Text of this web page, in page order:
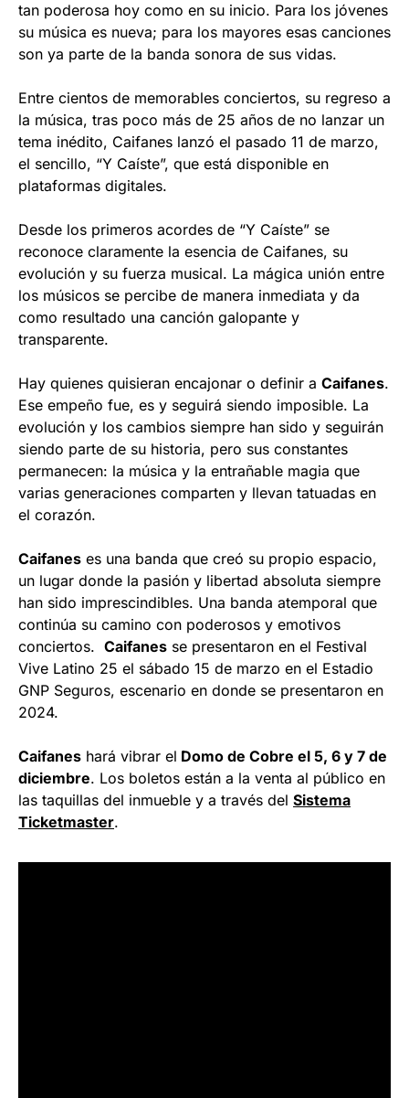
tan poderosa hoy como en su inicio. Para los jóvenes
su música es nueva; para los mayores esas canciones
son ya parte de la banda sonora de sus vidas.
Entre cientos de memorables conciertos, su regreso a
la música, tras poco más de 25 años de no lanzar un
tema inédito, Caifanes lanzó el pasado 11 de marzo,
el sencillo, “Y Caíste”, que está disponible en
plataformas digitales.
Desde los primeros acordes de “Y Caíste” se
reconoce claramente la esencia de Caifanes, su
evolución y su fuerza musical. La mágica unión entre
los músicos se percibe de manera inmediata y da
como resultado una canción galopante y
transparente.
Hay quienes quisieran encajonar o definir a Caifanes.
Ese empeño fue, es y seguirá siendo imposible. La
evolución y los cambios siempre han sido y seguirán
siendo parte de su historia, pero sus constantes
permanecen: la música y la entrañable magia que
varias generaciones comparten y llevan tatuadas en
el corazón.
Caifanes es una banda que creó su propio espacio,
un lugar donde la pasión y libertad absoluta siempre
han sido imprescindibles. Una banda atemporal que
continúa su camino con poderosos y emotivos
conciertos. Caifanes se presentaron en el Festival
Vive Latino 25 el sábado 15 de marzo en el Estadio
GNP Seguros, escenario en donde se presentaron en
2024.
Caifanes hará vibrar el Domo de Cobre el 5, 6 y 7 de
diciembre. Los boletos están a la venta al público en
las taquillas del inmueble y a través del Sistema
Ticketmaster.